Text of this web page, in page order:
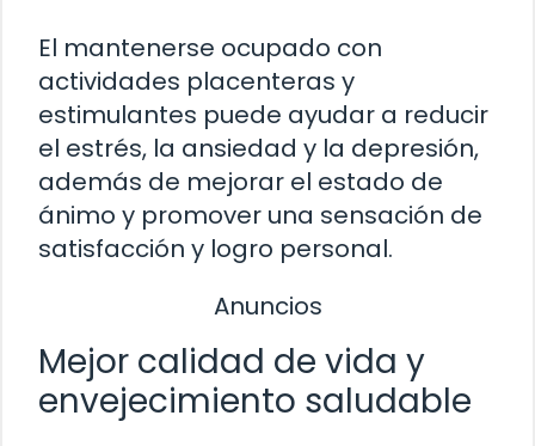
El mantenerse ocupado con
actividades placenteras y
estimulantes puede ayudar a reducir
el estrés, la ansiedad y la depresión,
además de mejorar el estado de
ánimo y promover una sensación de
satisfacción y logro personal.
Anuncios
Mejor calidad de vida y
envejecimiento saludable